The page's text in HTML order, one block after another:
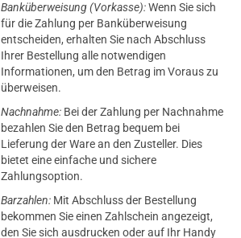
Banküberweisung (Vorkasse):Wenn Sie sich
für die Zahlung per Banküberweisung
entscheiden, erhalten Sie nach Abschluss
Ihrer Bestellung alle notwendigen
Informationen, um den Betrag im Voraus zu
überweisen.
Nachnahme: Bei der Zahlung per Nachnahme
bezahlen Sie den Betrag bequem bei
Lieferung der Ware an den Zusteller. Dies
bietet eine einfache und sichere
Zahlungsoption.
Barzahlen: Mit Abschluss der Bestellung
bekommen Sie einen Zahlschein angezeigt,
den Sie sich ausdrucken oder auf Ihr Handy